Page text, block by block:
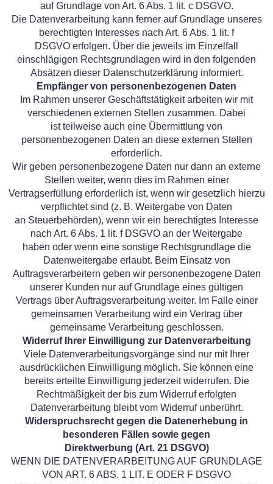
auf Grundlage von Art. 6 Abs. 1 lit. c DSGVO.
Die Datenverarbeitung kann ferner auf Grundlage unseres
berechtigten Interesses nach Art. 6 Abs. 1 lit. f
DSGVO erfolgen. Über die jeweils im Einzelfall
einschlägigen Rechtsgrundlagen wird in den folgenden
Absätzen dieser Datenschutzerklärung informiert.
Empfänger von personenbezogenen Daten
Im Rahmen unserer Geschäftstätigkeit arbeiten wir mit
verschiedenen externen Stellen zusammen. Dabei
ist teilweise auch eine Übermittlung von
personenbezogenen Daten an diese externen Stellen
erforderlich.
Wir geben personenbezogene Daten nur dann an externe
Stellen weiter, wenn dies im Rahmen einer
Vertragserfüllung erforderlich ist, wenn wir gesetzlich hierzu
verpflichtet sind (z. B. Weitergabe von Daten
an Steuerbehörden), wenn wir ein berechtigtes Interesse
nach Art. 6 Abs. 1 lit. f DSGVO an der Weitergabe
haben oder wenn eine sonstige Rechtsgrundlage die
Datenweitergabe erlaubt. Beim Einsatz von
Auftragsverarbeitern geben wir personenbezogene Daten
unserer Kunden nur auf Grundlage eines gültigen
Vertrags über Auftragsverarbeitung weiter. Im Falle einer
gemeinsamen Verarbeitung wird ein Vertrag über
gemeinsame Verarbeitung geschlossen.
Widerruf Ihrer Einwilligung zur Datenverarbeitung
Viele Datenverarbeitungsvorgänge sind nur mit Ihrer
ausdrücklichen Einwilligung möglich. Sie können eine
bereits erteilte Einwilligung jederzeit widerrufen. Die
Rechtmäßigkeit der bis zum Widerruf erfolgten
Datenverarbeitung bleibt vom Widerruf unberührt.
Widerspruchsrecht gegen die Datenerhebung in
besonderen Fällen sowie gegen
Direktwerbung (Art. 21 DSGVO)
WENN DIE DATENVERARBEITUNG AUF GRUNDLAGE
VON ART. 6 ABS. 1 LIT. E ODER F DSGVO